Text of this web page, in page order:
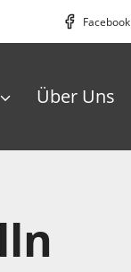
Facebook
Über Uns